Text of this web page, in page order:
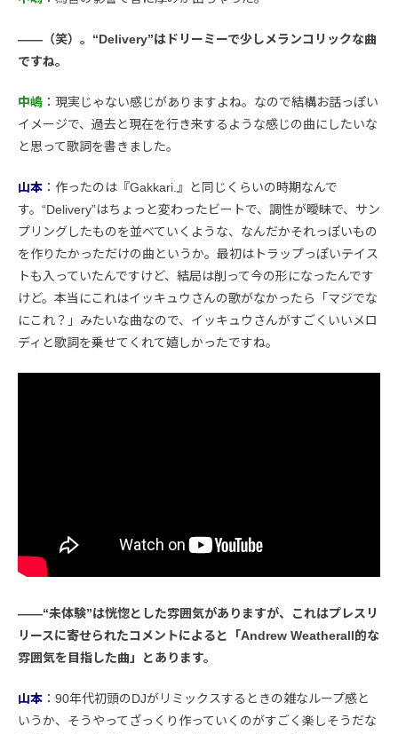
――（笑）。“Delivery”はドリーミーで少しメランコリックな曲
ですね。
中嶋 ：現実じゃない感じがありますよね。なので結構お話っぽい
イメージで、過去と現在を行き来するような感じの曲にしたいな
と思って歌詞を書きました。
山本 ：作ったのは『Gakkari.』と同じくらいの時期なんで
す。“Delivery”はちょっと変わったビートで、調性が曖昧で、サン
プリングしたものを並べていくような、なんだかそれっぽいもの
を作りたかっただけの曲というか。最初はトラップっぽいテイス
トも入っていたんですけど、結局は削って今の形になったんです
けど。本当にこれはイッキュウさんの歌がなかったら「マジでな
にこれ？」みたいな曲なので、イッキュウさんがすごくいいメロ
ディと歌詞を乗せてくれて嬉しかったですね。
――“未体験”は恍惚とした雰囲気がありますが、これはプレスリ
リースに寄せられたコメントによると「Andrew Weatherall的な
雰囲気を目指した曲」とあります。
山本 ：90年代初頭のDJがリミックスするときの雑なループ感と
いうか、そうやってざっくり作っていくのがすごく楽しそうだな